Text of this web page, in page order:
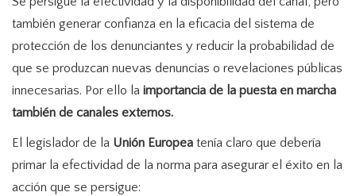
también generar confianza en la eficacia del sistema de
protección de los denunciantes y reducir la probabilidad de
que se produzcan nuevas denuncias o revelaciones públicas
innecesarias. Por ello la importancia de la puesta en marcha
también de canales externos.
El legislador de la Unión Europea tenía claro que debería
primar la efectividad de la norma para asegurar el éxito en la
acción que se persigue: